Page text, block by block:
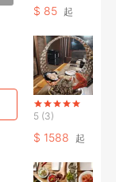
$ 85 起
5 (3)
$ 1588 起